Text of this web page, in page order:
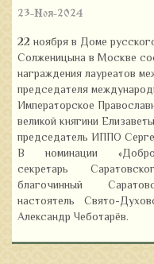
23-Ноя-2024
22 ноября в Доме
Солженицына в Москве
награждения лауреатов
председателя
Императорское
великой княгини
председатель ИППО
В номинации
секретарь
благочинный
настоятель Свято-
Александр Чеботарёв.